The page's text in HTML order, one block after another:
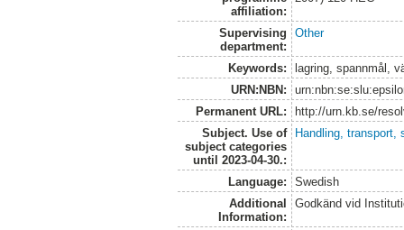
affiliation:
Supervising
department:
Other
Keywords:
lagring, spannmål,
URN:NBN:
Permanent URL:
http://urn.kb.se/
Subject. Use of
subject categories
until 2023-04-30.:
Handling, transport,
Language:
Swedish
Additional
Information:
Godkänd vid